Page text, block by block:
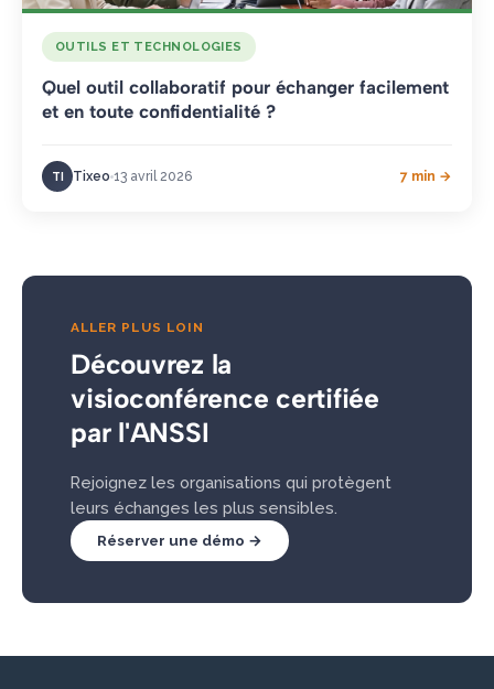
OUTILS ET TECHNOLOGIES
Quel outil collaboratif pour échanger facilement
et en toute confidentialité ?
TI Tixeo 13 avril 2026 7 min →
ALLER PLUS LOIN
Découvrez la
visioconférence certifiée
par l'ANSSI
Rejoignez les organisations qui protègent
leurs échanges les plus sensibles.
Réserver une démo →